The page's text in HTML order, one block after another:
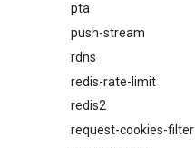
pta
push-stream
rdns
redis-rate-limit
redis2
request-cookies-filter